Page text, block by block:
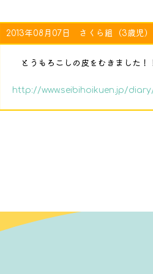
2013年08月07日 さくら組（3歳児）
とうもろこしの皮をむきました！
http://www.seibihoikuen.jp/